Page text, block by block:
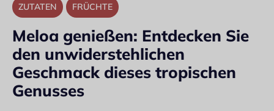
ZUTATEN FRÜCHTE
Meloa genießen: Entdecken Sie
den unwiderstehlichen
Geschmack dieses tropischen
Genusses